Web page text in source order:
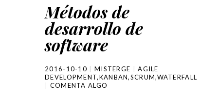
Métodos de
desarrollo de
software
2016-10-10 MISTERGE
AGILE
DEVELOPMENT,KANBAN,SCRUM,WATERFALL
COMENTA ALGO